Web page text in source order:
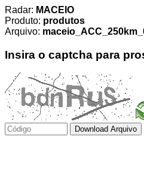
Radar: MACEIO
Produto: produtos
Arquivo:
Insira o captcha para